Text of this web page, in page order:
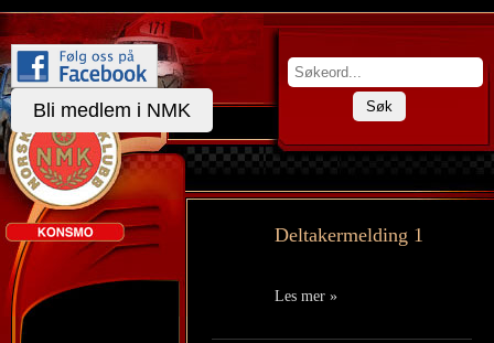
Bli medlem i NMK Søk
Deltakermelding 1
Les mer »